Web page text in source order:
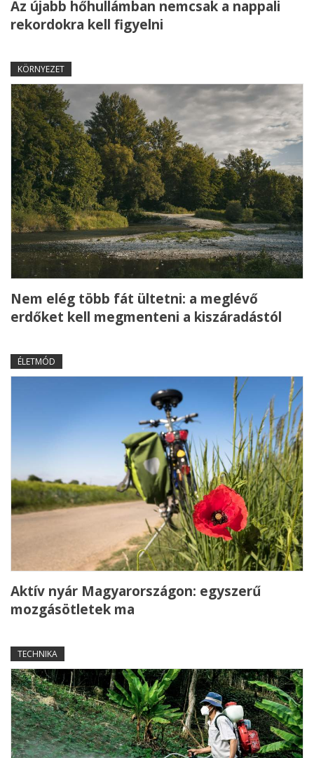
Az újabb hőhullámban nemcsak a nappali
rekordokra kell figyelni
KÖRNYEZET
Nem elég több fát ültetni: a meglévő
erdőket kell megmenteni a kiszáradástól
ÉLETMÓD
Aktív nyár Magyarországon: egyszerű
mozgásötletek ma
TECHNIKA